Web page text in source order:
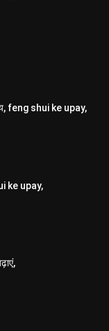
feng shui ke upay,
ke upay,